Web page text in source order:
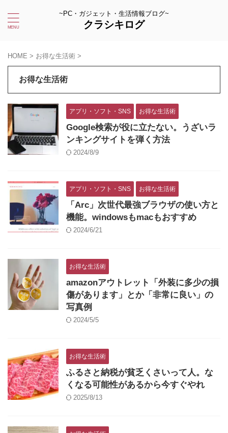
~PC・ガジェット・生活情報ブログ~
クラシキログ
HOME > お得な生活術 >
お得な生活術
アプリ・ソフト・SNS お得な生活術
Google検索が役に立たない。うざいラ
ンキングサイトを弾く方法
2024/8/9
アプリ・ソフト・SNS お得な生活術
「Arc」次世代最強ブラウザの使い方と
機能。windowsもmacもおすすめ
2024/6/21
お得な生活術
amazonアウトレット「外装に多少の損
傷があります」とか「非常に良い」の
写真例
2024/5/5
お得な生活術
ふるさと納税が貧乏くさいって人。な
くなる可能性があるから今すぐやれ
2025/8/13